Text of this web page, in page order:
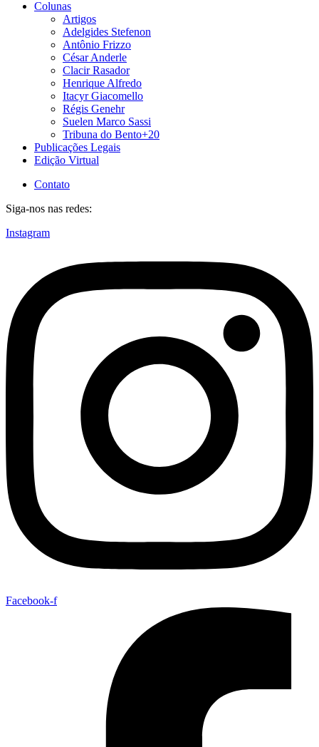
Colunas
Artigos
Adelgides Stefenon
Antônio Frizzo
César Anderle
Clacir Rasador
Henrique Alfredo
Itacyr Giacomello
Régis Genehr
Suelen Marco Sassi
Tribuna do Bento+20
Publicações Legais
Edição Virtual
Contato
Siga-nos nas redes:
Instagram
Facebook-f